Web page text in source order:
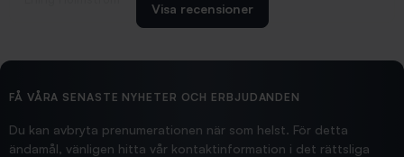
2026/02/19
Hittade exakt vad jag behövde. Snabb och bra...
Visa recensioner
FÅ VÅRA SENASTE NYHETER OCH ERBJUDANDEN
Du kan avbryta prenumerationen när som helst. För detta
ändamål, vänligen hitta vår kontaktinformation i det rättsliga